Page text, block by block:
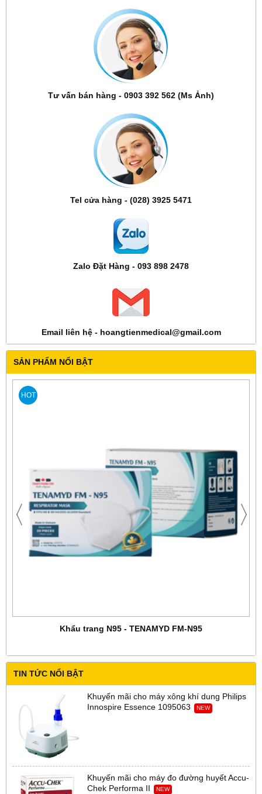
Tư vấn bán hàng - 0903 392 562 (Ms Ảnh)
Tel cửa hàng - (028) 3925 5471
Zalo Đặt Hàng - 093 898 2478
Email liên hệ - hoangtienmedical@gmail.com
SẢN PHẨM NỔI BẬT
HOT
Khẩu trang N95 - TENAMYD FM-N95
TIN TỨC NỔI BẬT
Khuyến mãi cho máy xông khí dung Philips
Innospire Essence 1095063
NEW
Khuyến mãi cho máy đo đường huyết Accu-
Chek Performa II
NEW